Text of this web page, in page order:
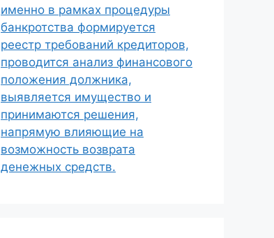
именно в рамках процедуры
банкротства формируется
реестр требований кредиторов,
проводится анализ финансового
положения должника,
выявляется имущество и
принимаются решения,
напрямую влияющие на
возможность возврата
денежных средств.